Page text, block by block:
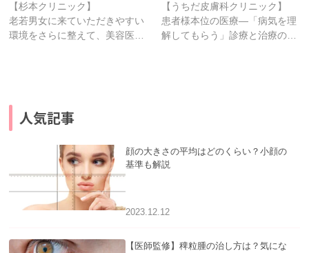
【杉本クリニック】
老若男女に来ていただきやすい
環境をさらに整えて、美容医…
【うちだ皮膚科クリニック】
患者様本位の医療―「病気を理
解してもらう」診療と治療の…
人気記事
顔の大きさの平均はどのくらい？小顔の
基準も解説
2023.12.12
【医師監修】稗粒腫の治し方は？気にな